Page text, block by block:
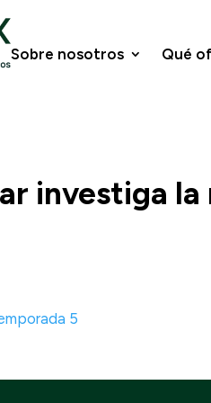
Sobre nosotros Qué
investiga
5